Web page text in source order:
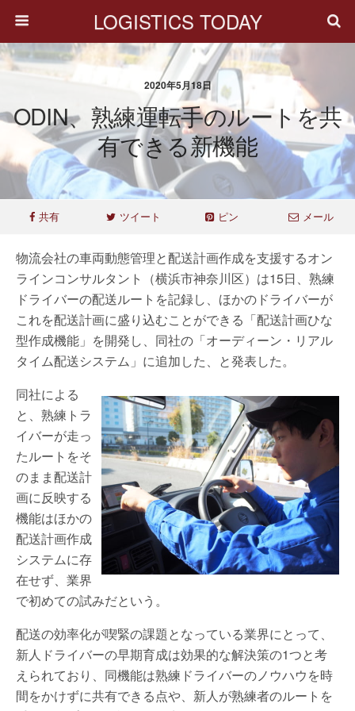
LOGISTICS TODAY
2020年5月18日
ODIN、熟練運転手のルートを共
有できる新機能
共有 ツイート ピン メール
物流会社の車両動態管理と配送計画作成を支援するオン
ラインコンサルタント（横浜市神奈川区）は15日、熟練
ドライバーの配送ルートを記録し、ほかのドライバーが
これを配送計画に盛り込むことができる「配送計画ひな
型作成機能」を開発し、同社の「オーディーン・リアル
タイム配送システム」に追加した、と発表した。
同社による
と、熟練トラ
イバーが走っ
たルートをそ
のまま配送計
画に反映する
機能はほかの
配送計画作成
システムに存
在せず、業界
で初めての試みだという。
配送の効率化が喫緊の課題となっている業界にとって、
新人ドライバーの早期育成は効果的な解決策の1つと考
えられており、同機能は熟練ドライバーのノウハウを時
間をかけずに共有できる点や、新人が熟練者のルートを